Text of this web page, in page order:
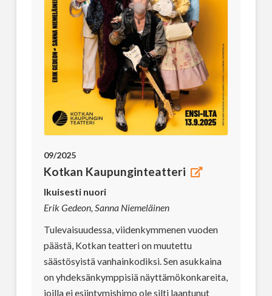
09/2025
Kotkan Kaupunginteatteri
Ikuisesti nuori
Erik Gedeon, Sanna Niemeläinen
Tulevaisuudessa, viidenkymmenen vuoden
päästä, Kotkan teatteri on muutettu
säästösyistä vanhainkodiksi. Sen asukkaina
on yhdeksänkymppisiä näyttämökonkareita,
joilla ei esiintymishimo ole silti laantunut